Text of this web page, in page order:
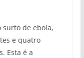
surto de ebola,
e quatro
Esta é a